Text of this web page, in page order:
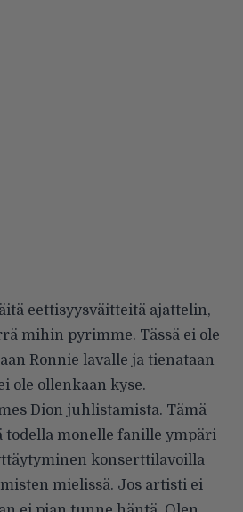
eettisyysväitteitä ajattelin,
mihin pyrimme. Tässä ei ole
Ronnie lavalle ja tienataan
ole ollenkaan kyse.
Dion juhlistamista. Tämä
todella monelle fanille ympäri
konserttilavoilla
mielissä. Jos artisti ei